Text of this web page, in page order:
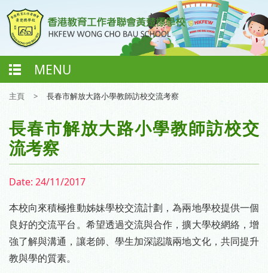
MENU
主頁 > 長春市解放大路小學教師訪校交流考察
長春市解放大路小學教師訪校交
流考察
Date: 24/11/2017
本校向來積極推動姊妹學校交流計劃，為兩地學校提供一個
良好的交流平台。希望透過交流與合作，擴大學校網絡，增
強了解與溝通，讓老師、學生加深認識兩地文化，共同提升
教與學的質素。